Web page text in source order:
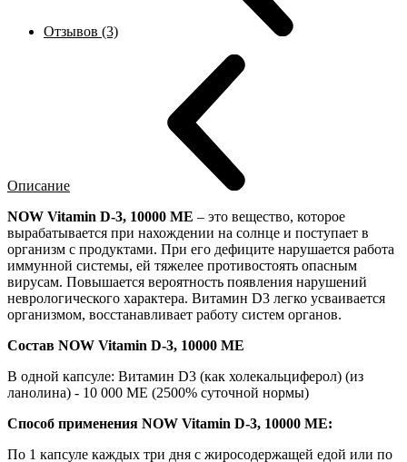
Отзывов (3)
Описание
NOW Vitamin D-3, 10000 МЕ – это вещество, которое
вырабатывается при нахождении на солнце и поступает в
организм с продуктами. При его дефиците нарушается работа
иммунной системы, ей тяжелее противостоять опасным
вирусам. Повышается вероятность появления нарушений
неврологического характера. Витамин D3 легко усваивается
организмом, восстанавливает работу систем органов.
Состав NOW Vitamin D-3, 10000 МЕ
В одной капсуле: Витамин D3 (как холекальциферол) (из
ланолина) - 10 000 МЕ (2500% суточной нормы)
Способ применения NOW Vitamin D-3, 10000 МЕ:
По 1 капсуле каждых три дня с жиросодержащей едой или по